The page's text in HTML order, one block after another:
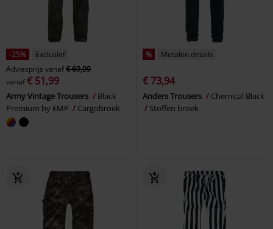
-25%
Exclusief
Adviesprijs vanaf€ 69,99
vanaf€ 51,99
Army Vintage Trousers
Black
Premium by EMP
Cargobroek
% Metalen details
€ 73,94
Anders Trousers
Chemical Black
Stoffen broek